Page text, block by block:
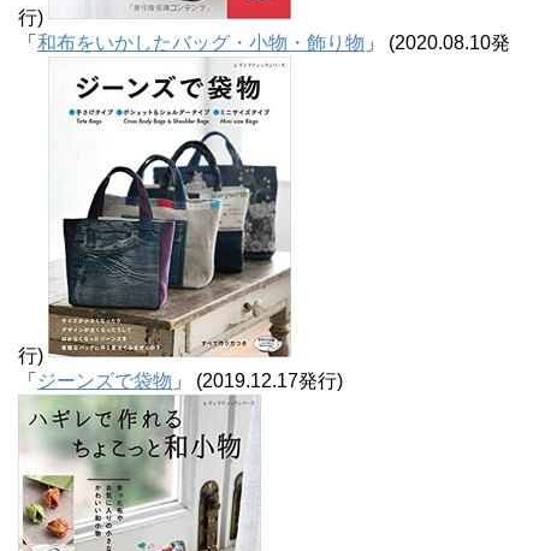
行)
「 和布をいかしたバッグ・小物・飾り物 」 (2020.08.10発
行)
「 ジーンズで袋物 」 (2019.12.17発行)